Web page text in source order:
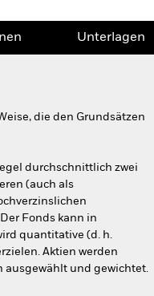
Unterlagen
die den Grundsätzen
durchschnittlich zwei
(auch als
Fonds kann in
quantitative (d. h.
Aktien werden
ausgewählt und gewichtet.